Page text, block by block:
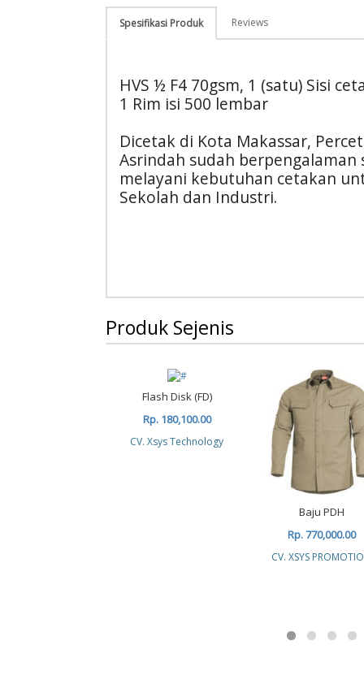
Spesifikasi Produk Reviews
HVS ½ F4 70gsm, 1 (satu) Sisi
1 Rim isi 500 lembar
Dicetak di Kota Makassar,
Asrindah sudah berpengalaman
melayani kebutuhan cetakan
Sekolah dan Industri.
Produk Sejenis
Flash Disk (FD)
Rp. 180,100.00
CV. Xsys Technology
Baju PDH
Rp. 770,000.00
CV. XSYS